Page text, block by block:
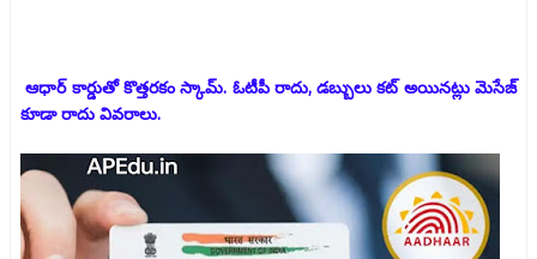
ఆధార్‌ కార్డుతో కొత్తరకం స్కామ్‌. ఓటీపీ రాదు, డబ్బులు కట్‌ అయినట్లు మెసేజ్‌
కూడా రాదు వివరాలు.